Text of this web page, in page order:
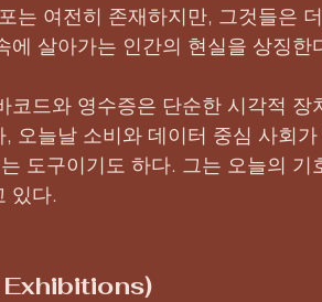
는 여전히 존재하지만, 그것들은
에 살아가는 인간의 현실을 상징한
코드와 영수증은 단순한 시각적
오늘날 소비와 데이터 중심 사회
도구이기도 하다. 그는 오늘의
있다.
Exhibitions)